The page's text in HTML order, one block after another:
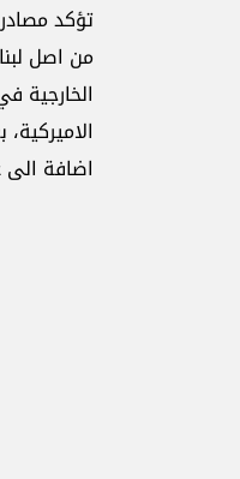
تؤكد
من اصل
الخارجية
اضافة